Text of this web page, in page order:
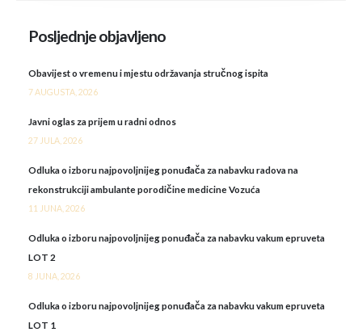
Posljednje objavljeno
Obavijest o vremenu i mjestu održavanja stručnog ispita
7 AUGUSTA, 2026
Javni oglas za prijem u radni odnos
27 JULA, 2026
Odluka o izboru najpovoljnijeg ponuđača za nabavku radova na
rekonstrukciji ambulante porodičine medicine Vozuća
11 JUNA, 2026
Odluka o izboru najpovoljnijeg ponuđača za nabavku vakum epruveta
LOT 2
8 JUNA, 2026
Odluka o izboru najpovoljnijeg ponuđača za nabavku vakum epruveta
LOT 1